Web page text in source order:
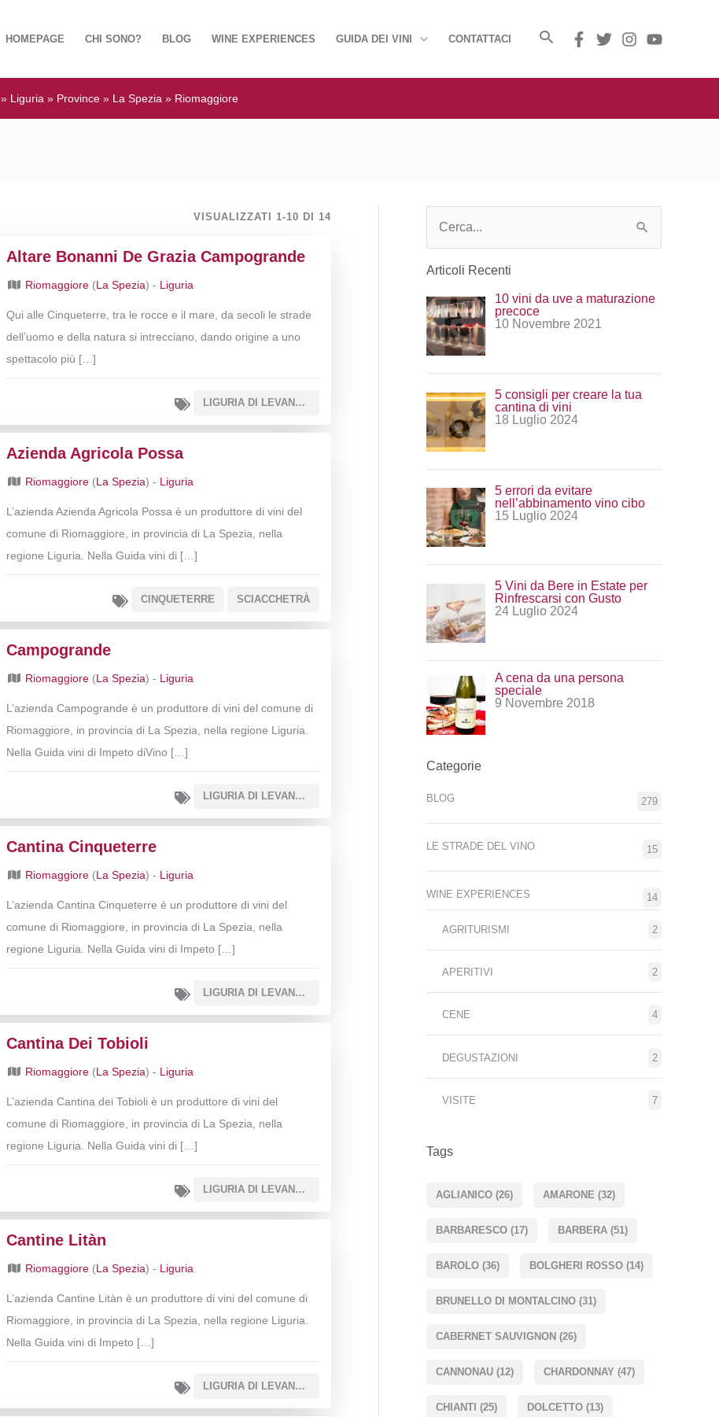
HOMEPAGE CHI SONO? BLOG WINE EXPERIENCES GUIDA DEI VINI CONTATTACI
» Liguria » Province » La Spezia » Riomaggiore
VISUALIZZATI 1-10 DI 14
Altare Bonanni De Grazia Campogrande
Riomaggiore (La Spezia) - Liguria
Qui alle Cinqueterre, tra le rocce e il mare, da secoli le strade
dell’uomo e della natura si intrecciano, dando origine a uno
spettacolo più […]
LIGURIA DI LEVANTE IGT
Azienda Agricola Possa
Riomaggiore (La Spezia) - Liguria
L’azienda Azienda Agricola Possa è un produttore di vini del
comune di Riomaggiore, in provincia di La Spezia, nella
regione Liguria. Nella Guida vini di […]
CINQUETERRE SCIACCHETRÀ
Campogrande
Riomaggiore (La Spezia) - Liguria
L’azienda Campogrande è un produttore di vini del comune di
Riomaggiore, in provincia di La Spezia, nella regione Liguria.
Nella Guida vini di Impeto diVino […]
LIGURIA DI LEVANTE IGT
Cantina Cinqueterre
Riomaggiore (La Spezia) - Liguria
L’azienda Cantina Cinqueterre è un produttore di vini del
comune di Riomaggiore, in provincia di La Spezia, nella
regione Liguria. Nella Guida vini di Impeto […]
LIGURIA DI LEVANTE IGT
Cantina Dei Tobioli
Riomaggiore (La Spezia) - Liguria
L’azienda Cantina dei Tobioli è un produttore di vini del
comune di Riomaggiore, in provincia di La Spezia, nella
regione Liguria. Nella Guida vini di […]
LIGURIA DI LEVANTE IGT
Cantine Litàn
Riomaggiore (La Spezia) - Liguria
L’azienda Cantine Litàn è un produttore di vini del comune di
Riomaggiore, in provincia di La Spezia, nella regione Liguria.
Nella Guida vini di Impeto […]
LIGURIA DI LEVANTE IGT
c
a
:
Articoli Recenti
10 vini da uve a maturazione
precoce
10 Novembre 2021
5 consigli per creare la tua
cantina di vini
18 Luglio 2024
5 errori da evitare
nell’abbinamento vino cibo
15 Luglio 2024
5 Vini da Bere in Estate per
Rinfrescarsi con Gusto
24 Luglio 2024
A cena da una persona
speciale
9 Novembre 2018
Categorie
BLOG 279
LE STRADE DEL VINO 15
WINE EXPERIENCES 14
AGRITURISMI 2
APERITIVI 2
CENE 4
DEGUSTAZIONI 2
VISITE 7
Tags
AGLIANICO (26) AMARONE (32)
BARBARESCO (17) BARBERA (51)
BAROLO (36) BOLGHERI ROSSO (14)
BRUNELLO DI MONTALCINO (31)
CABERNET SAUVIGNON (26)
CANNONAU (12) CHARDONNAY (47)
CHIANTI (25) DOLCETTO (13)